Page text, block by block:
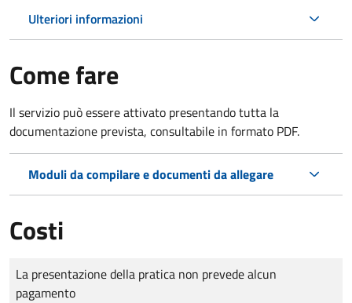
Ulteriori informazioni
Come fare
Il servizio può essere attivato presentando tutta la
documentazione prevista, consultabile in formato PDF.
Moduli da compilare e documenti da allegare
Costi
Tipo di pagamento
Importo
La presentazione della pratica non prevede alcun
pagamento